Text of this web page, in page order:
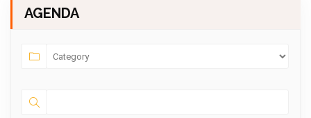
AGENDA